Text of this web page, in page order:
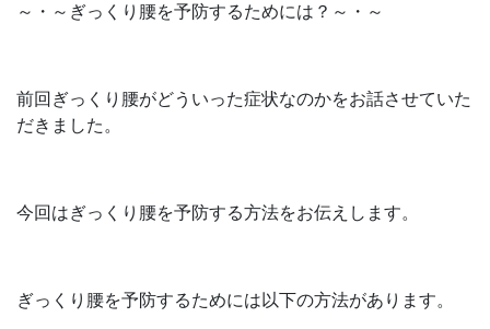
～・～ぎっくり腰を予防するためには？～・～
前回ぎっくり腰がどういった症状なのかをお話させていた
だきました。
今回はぎっくり腰を予防する方法をお伝えします。
ぎっくり腰を予防するためには以下の方法があります。